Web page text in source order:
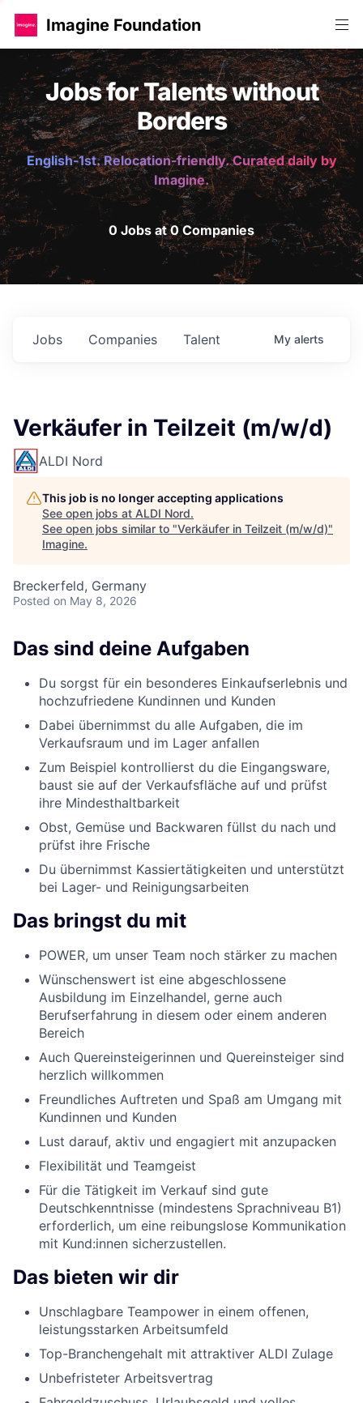
Imagine Foundation
Jobs for Talents without
Borders
English-1st. Relocation-friendly. Curated daily by
Imagine.
0 Jobs at 0 Companies
Jobs Companies Talent My alerts
Verkäufer in Teilzeit (m/w/d)
ALDI Nord
This job is no longer accepting applications
See open jobs at ALDI Nord.
See open jobs similar to "Verkäufer in Teilzeit (m/w/d)"
Imagine.
Breckerfeld, Germany
Posted on May 8, 2026
Das sind deine Aufgaben
Du sorgst für ein besonderes Einkaufserlebnis und
hochzufriedene Kundinnen und Kunden
Dabei übernimmst du alle Aufgaben, die im
Verkaufsraum und im Lager anfallen
Zum Beispiel kontrollierst du die Eingangsware,
baust sie auf der Verkaufsfläche auf und prüfst
ihre Mindesthaltbarkeit
Obst, Gemüse und Backwaren füllst du nach und
prüfst ihre Frische
Du übernimmst Kassiertätigkeiten und unterstützt
bei Lager- und Reinigungsarbeiten
Das bringst du mit
POWER, um unser Team noch stärker zu machen
Wünschenswert ist eine abgeschlossene
Ausbildung im Einzelhandel, gerne auch
Berufserfahrung in diesem oder einem anderen
Bereich
Auch Quereinsteigerinnen und Quereinsteiger sind
herzlich willkommen
Freundliches Auftreten und Spaß am Umgang mit
Kundinnen und Kunden
Lust darauf, aktiv und engagiert mit anzupacken
Flexibilität und Teamgeist
Für die Tätigkeit im Verkauf sind gute
Deutschkenntnisse (mindestens Sprachniveau B1)
erforderlich, um eine reibungslose Kommunikation
mit Kund:innen sicherzustellen.
Das bieten wir dir
Unschlagbare Teampower in einem offenen,
leistungsstarken Arbeitsumfeld
Top-Branchengehalt mit attraktiver ALDI Zulage
Unbefristeter Arbeitsvertrag